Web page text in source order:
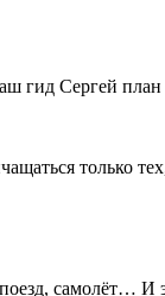
гид Сергей
только
самолёт…